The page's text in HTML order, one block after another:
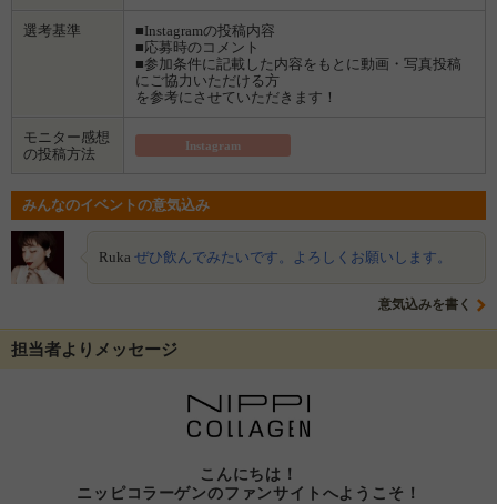
選考基準
■Instagramの投稿内容
■応募時のコメント
■参加条件に記載した内容をもとに動画・写真投稿
にご協力いただける方
を参考にさせていただきます！
モニター感想
の投稿方法
Instagram
みんなのイベントの意気込み
Ruka ぜひ飲んでみたいです。よろしくお願いします。
意気込みを書く
担当者よりメッセージ
こんにちは！
ニッピコラーゲンのファンサイトへようこそ！